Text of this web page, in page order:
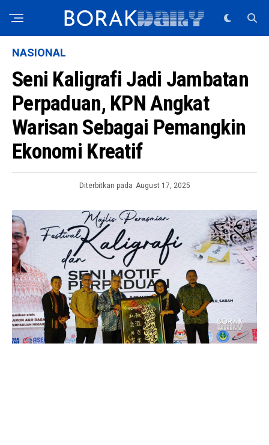
NASIONAL
Seni Kaligrafi Jadi Jambatan
Perpaduan, KPN Angkat
Warisan Sebagai Pemangkin
Ekonomi Kreatif
Diterbitkan pada August 17, 2025